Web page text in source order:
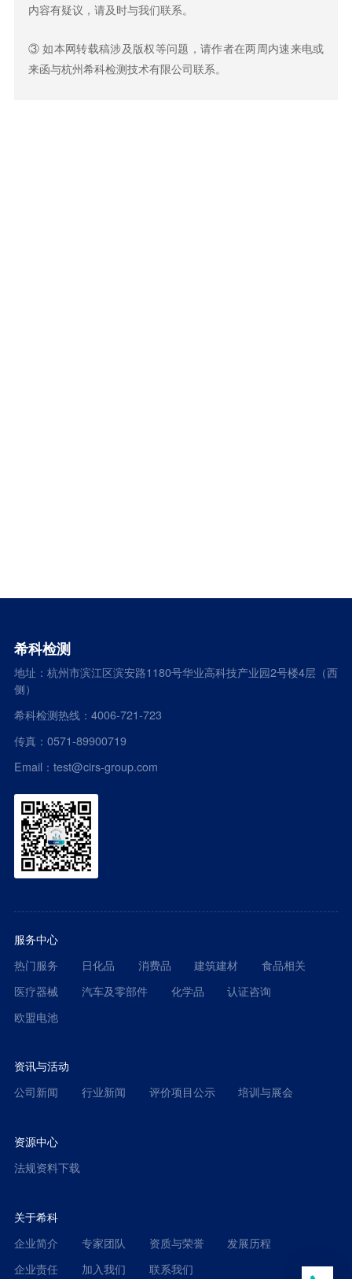
内容有疑议，请及时与我们联系。
③ 如本网转载稿涉及版权等问题，请作者在两周内速来电或
来函与杭州希科检测技术有限公司联系。
希科检测
地址：杭州市滨江区滨安路1180号华业高科技产业园2号楼4层（西
侧）
希科检测热线：4006-721-723
传真：0571-89900719
Email：test@cirs-group.com
服务中心
热门服务
日化品 消费品 建筑建材
食品相关
医疗器械
汽车及零部件 化学品
认证咨询
欧盟电池
资讯与活动
公司新闻
行业新闻 评价项目公示 培训与展会
资源中心
法规资料下载
关于希科
企业简介
专家团队 资质与荣誉
发展历程
企业责任
加入我们 联系我们